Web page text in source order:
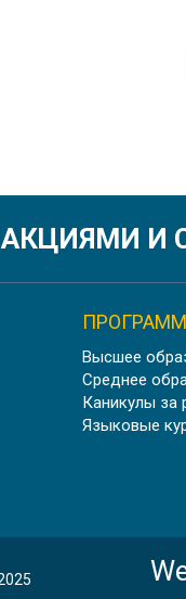
АКЦИЯМИ И
Высшее
Среднее
Каникулы за
Языковые